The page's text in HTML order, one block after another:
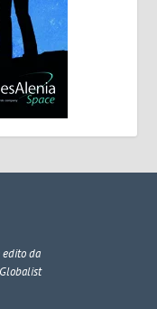
da